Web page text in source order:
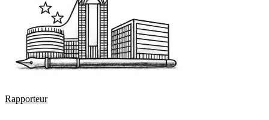
Rapporteur